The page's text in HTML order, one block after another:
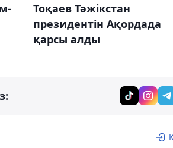
Тоқаев Тәжікстан
президентін Ақордада
қарсы алды